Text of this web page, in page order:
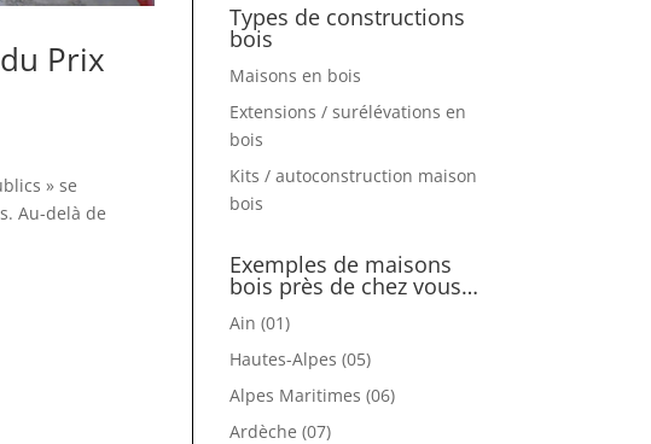
Prix
» se
Au-delà de
Types de constructions
bois
Maisons en bois
Extensions / surélévations en
bois
Kits / autoconstruction maison
bois
Exemples de maisons
bois près de chez vous…
Ain (01)
Hautes-Alpes (05)
Alpes Maritimes (06)
Ardèche (07)